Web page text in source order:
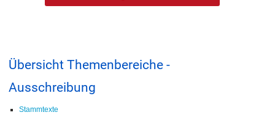
Übersicht Themenbereiche -
Ausschreibung
Stammtexte